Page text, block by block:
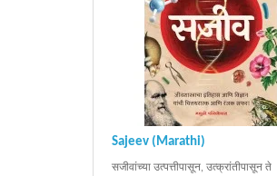
Sajeev (Marathi)
सजीवांच्या उत्पत्तीपासून, उत्क्रांतीपासून ते